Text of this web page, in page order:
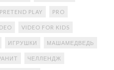
PRETEND PLAY PRO
VIDEO FOR KIDS
ИГРУШКИ МАШАМЕДВЕДЬ
ЧЕЛЛЕНДЖ